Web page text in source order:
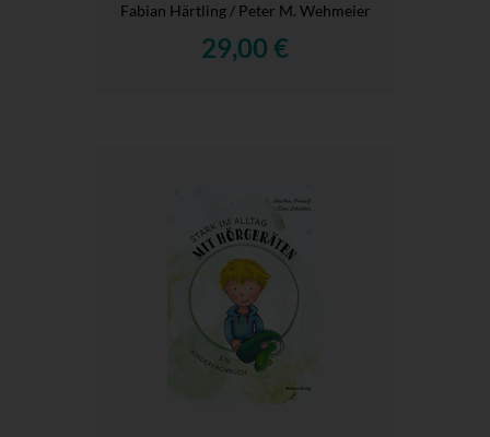
Fabian Härtling / Peter M. Wehmeier
29,00 €